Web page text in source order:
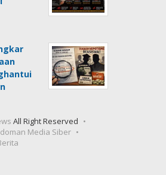
All Right Reserved
Media Siber